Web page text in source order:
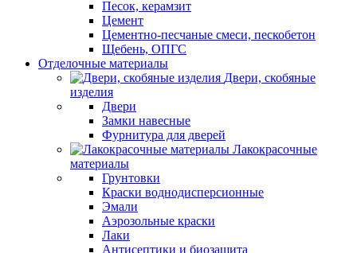
Песок, керамзит
Цемент
Цементно-песчаные смеси, пескобетон
Щебень, ОПГС
Отделочные материалы
Двери, скобяные
изделия
Двери
Замки навесные
Фурнитура для дверей
Лакокрасочные
материалы
Грунтовки
Краски воднодисперсионные
Эмали
Аэрозольные краски
Лаки
Антисептики и биозащита